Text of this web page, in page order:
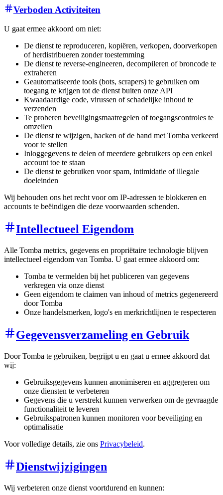
Verboden Activiteiten
U gaat ermee akkoord om niet:
De dienst te reproduceren, kopiëren, verkopen, doorverkopen
of herdistribueren zonder toestemming
De dienst te reverse-engineeren, decompileren of broncode te
extraheren
Geautomatiseerde tools (bots, scrapers) te gebruiken om
toegang te krijgen tot de dienst buiten onze API
Kwaadaardige code, virussen of schadelijke inhoud te
verzenden
Te proberen beveiligingsmaatregelen of toegangscontroles te
omzeilen
De dienst te wijzigen, hacken of de band met Tomba verkeerd
voor te stellen
Inloggegevens te delen of meerdere gebruikers op een enkel
account toe te staan
De dienst te gebruiken voor spam, intimidatie of illegale
doeleinden
Wij behouden ons het recht voor om IP-adressen te blokkeren en
accounts te beëindigen die deze voorwaarden schenden.
Intellectueel Eigendom
Alle Tomba metrics, gegevens en propriëtaire technologie blijven
intellectueel eigendom van Tomba. U gaat ermee akkoord om:
Tomba te vermelden bij het publiceren van gegevens
verkregen via onze dienst
Geen eigendom te claimen van inhoud of metrics gegenereerd
door Tomba
Onze handelsmerken, logo's en merkrichtlijnen te respecteren
Gegevensverzameling en Gebruik
Door Tomba te gebruiken, begrijpt u en gaat u ermee akkoord dat
wij:
Gebruiksgegevens kunnen anonimiseren en aggregeren om
onze diensten te verbeteren
Gegevens die u verstrekt kunnen verwerken om de gevraagde
functionaliteit te leveren
Gebruikspatronen kunnen monitoren voor beveiliging en
optimalisatie
Voor volledige details, zie ons Privacybeleid.
Dienstwijzigingen
Wij verbeteren onze dienst voortdurend en kunnen: